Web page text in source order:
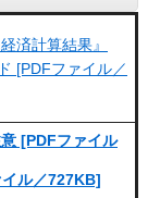
済計算結果』
[PDFファイル／
[PDFファイル
ル／727KB]